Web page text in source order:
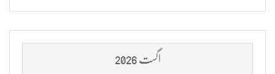
اگست 2026